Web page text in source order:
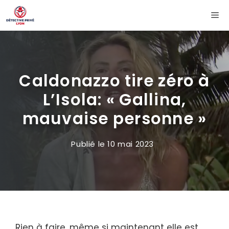
Aller
au
contenu
Caldonazzo tire zéro à
L’Isola: « Gallina,
mauvaise personne »
Publié le10 mai 2023